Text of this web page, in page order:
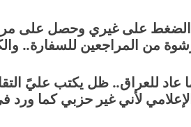
الضغط على غيري وحصل على
من المراجعين للسفارة..
عاد للعراق.. ظل يكتب عليً
لأني غير حزبي كما ورد